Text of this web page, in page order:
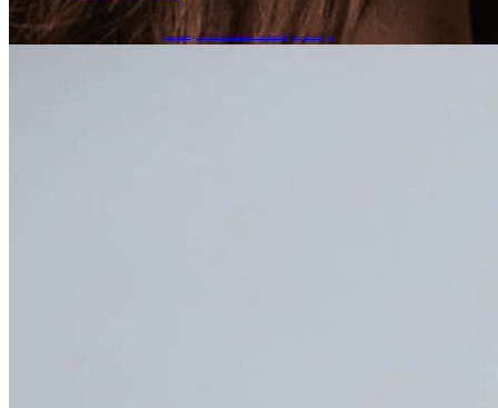
È nato BONDAge by Carlo Oliveri: la rivoluzione 100% Made in Italy per capelli danneggiati